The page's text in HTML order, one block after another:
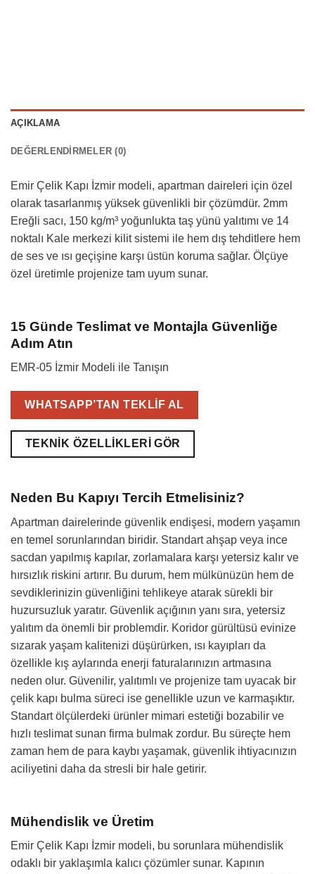
AÇIKLAMA
DEĞERLENDIRMELER (0)
Emir Çelik Kapı İzmir modeli, apartman daireleri için özel
olarak tasarlanmış yüksek güvenlikli bir çözümdür. 2mm
Ereğli sacı, 150 kg/m³ yoğunlukta taş yünü yalıtımı ve 14
noktalı Kale merkezi kilit sistemi ile hem dış tehditlere hem
de ses ve ısı geçişine karşı üstün koruma sağlar. Ölçüye
özel üretimle projenize tam uyum sunar.
15 Günde Teslimat ve Montajla Güvenliğe
Adım Atın
EMR-05 İzmir Modeli ile Tanışın
WHATSAPP’TAN TEKLIF AL
TEKNIK ÖZELLIKLERI GÖR
Neden Bu Kapıyı Tercih Etmelisiniz?
Apartman dairelerinde güvenlik endişesi, modern yaşamın
en temel sorunlarından biridir. Standart ahşap veya ince
sacdan yapılmış kapılar, zorlamalara karşı yetersiz kalır ve
hırsızlık riskini artırır. Bu durum, hem mülkünüzün hem de
sevdiklerinizin güvenliğini tehlikeye atarak sürekli bir
huzursuzluk yaratır. Güvenlik açığının yanı sıra, yetersiz
yalıtım da önemli bir problemdir. Koridor gürültüsü evinize
sızarak yaşam kalitenizi düşürürken, ısı kayıpları da
özellikle kış aylarında enerji faturalarınızın artmasına
neden olur. Güvenilir, yalıtımlı ve projenize tam uyacak bir
çelik kapı bulma süreci ise genellikle uzun ve karmaşıktır.
Standart ölçülerdeki ürünler mimari estetiği bozabilir ve
hızlı teslimat sunan firma bulmak zordur. Bu süreçte hem
zaman hem de para kaybı yaşamak, güvenlik ihtiyacınızın
aciliyetini daha da stresli bir hale getirir.
Mühendislik ve Üretim
Emir Çelik Kapı İzmir modeli, bu sorunlara mühendislik
odaklı bir yaklaşımla kalıcı çözümler sunar. Kapının